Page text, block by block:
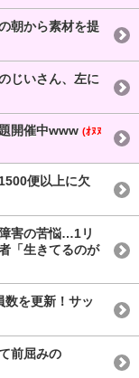
朝から素材を提
じいさん、左に
開催中www (ｵﾇﾇ
便以上に欠
害の苦悩…1リ
「生きてるのが
数を更新！サッ
前屈みの